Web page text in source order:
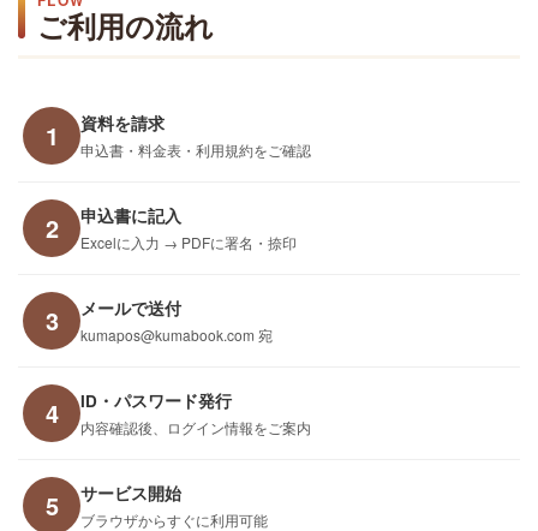
ご利用の流れ
1 資料を請求
申込書・料金表・利用規約をご確認
2 申込書に記入
Excelに入力 → PDFに署名・捺印
3 メールで送付
kumapos@kumabook.com 宛
4 ID・パスワード発行
内容確認後、ログイン情報をご案内
5 サービス開始
ブラウザからすぐに利用可能